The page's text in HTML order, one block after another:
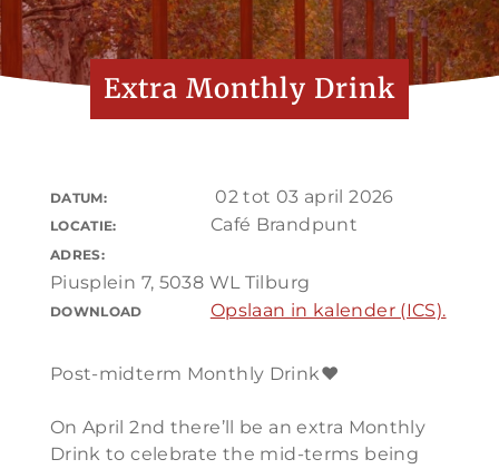
Extra Monthly Drink
DATUM: 02 tot 03 april 2026
LOCATIE: Café Brandpunt
ADRES:
Piusplein 7, 5038 WL Tilburg
DOWNLOAD Opslaan in kalender (ICS).
Post-midterm Monthly Drink❤️
On April 2nd there’ll be an extra Monthly
Drink to celebrate the mid-terms being